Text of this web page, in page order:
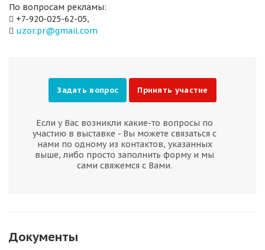
По вопросам рекламы:
+7-920-025-62-05,
uzor.pr@gmail.com
Задать вопрос Принять участие
Если у Вас возникли какие-то вопросы по
участию в выставке - Вы можете связаться с
нами по одному из контактов, указанных
выше, либо просто заполнить форму и мы
сами свяжемся с Вами.
Документы